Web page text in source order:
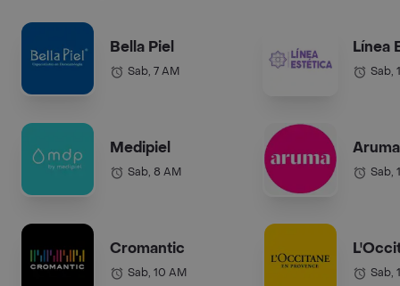
Bella Piel
Sab, 7 AM
Medipiel
Sab, 8 AM
Cromantic
Sab, 10 AM
Línea
Sab,
Sab,
Sab,